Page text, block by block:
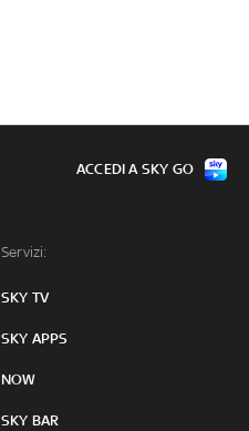
Servizi:
SKY TV
SKY APPS
NOW
SKY BAR
ACCEDI A SKY GO